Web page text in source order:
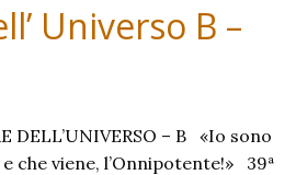
Universo B –
DELL’UNIVERSO – B «Io sono
e che viene, l’Onnipotente!» 39ª